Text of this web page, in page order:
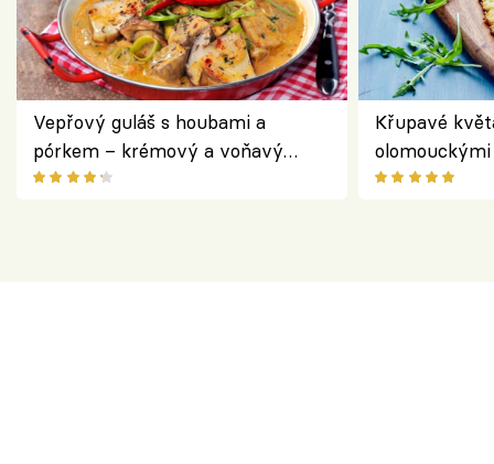
Vepřový guláš s houbami a
pórkem – krémový a voňavý
pokrm z jednoho hrnce
Křupavé
bezlepkový